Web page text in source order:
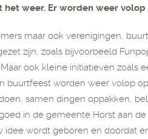
het weer. Er worden weer
maar ook verenigingen,
zijn, zoals bijvoorbeeld
ook kleine initiatieven zoals
buurtfeest worden weer volop
samen dingen oppakken,
in de gemeente Horst aan
idee wordt geboren en doordat